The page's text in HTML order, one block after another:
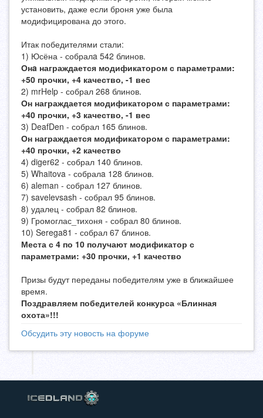
установить, даже если броня уже была
модифицирована до этого.
Итак победителями стали:
1) Юсёна - собралa 542 блинов.
Онa награждается модификатором с параметрами:
+50 прочки, +4 качество, -1 вес
2) mrHelp - собрал 268 блинов.
Он награждается модификатором с параметрами:
+40 прочки, +3 качество, -1 вес
3) DeafDen - собрал 165 блинов.
Он награждается модификатором с параметрами:
+40 прочки, +2 качество
4) diger62 - собрал 140 блинов.
5) Whaitova - собралa 128 блинов.
6) aleman - собрал 127 блинов.
7) savelevsash - собрал 95 блинов.
8) удалец - собрал 82 блинов.
9) Громоглас_тихоня - собрал 80 блинов.
10) Serega81 - собрал 67 блинов.
Места с 4 по 10 получают модификатор с
параметрами: +30 прочки, +1 качество
Призы будут переданы победителям уже в ближайшее
время.
Поздравляем победителей конкурса «Блинная
охота»!!!
Обсудить эту новость на форуме